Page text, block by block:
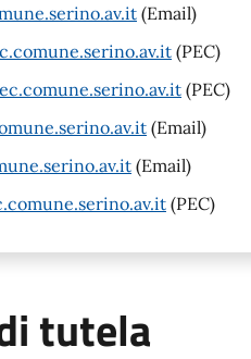
(Email)
(PEC)
(PEC)
(Email)
(Email)
(PEC)
tutela